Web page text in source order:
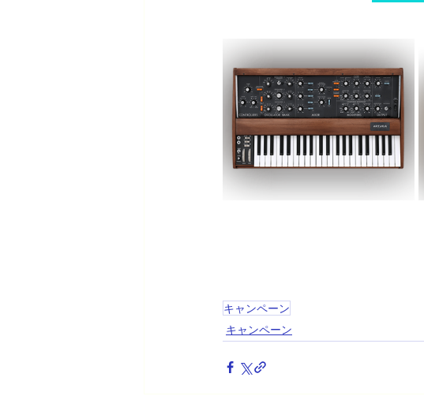
キャンペーン
キャンペーン